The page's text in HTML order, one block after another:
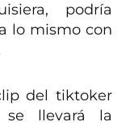
podría
lo mismo con
del tiktoker
se llevará la